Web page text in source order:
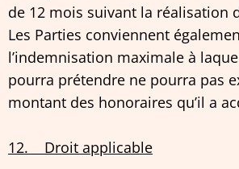
de 12 mois suivant la réalisation
Les Parties conviennent
l’indemnisation maximale à
pourra prétendre ne pourra pas
montant des honoraires qu’il a
12. Droit applicable